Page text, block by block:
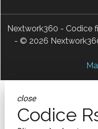
Nextwork360 - Codice
- © 2026
close
Codice